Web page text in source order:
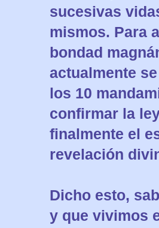
sucesivas
mismos. Para
bondad
actualmente
los 10
confirmar la
finalmente el
revelación
Dicho esto,
y que vivimos